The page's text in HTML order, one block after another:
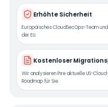
Erhöhte Sicherheit
Europäisches CloudSecOps-Team
der EU.
Kostenloser
Wir analysieren Ihre aktuelle US-
Roadmap für Sie.